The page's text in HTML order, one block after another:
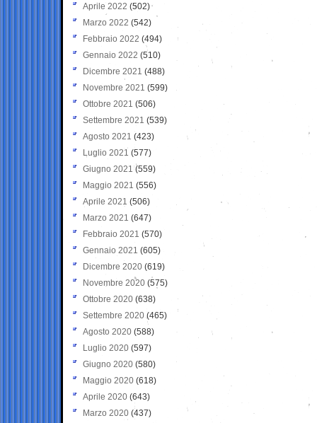
Aprile 2022 (502)
Marzo 2022 (542)
Febbraio 2022 (494)
Gennaio 2022 (510)
Dicembre 2021 (488)
Novembre 2021 (599)
Ottobre 2021 (506)
Settembre 2021 (539)
Agosto 2021 (423)
Luglio 2021 (577)
Giugno 2021(559)
Maggio 2021 (556)
Aprile 2021 (506)
Marzo 2021 (647)
Febbraio 2021 (570)
Gennaio 2021 (605)
Dicembre 2020 (619)
Novembre 2020 (575)
Ottobre 2020 (638)
Settembre 2020(465)
Agosto 2020 (588)
Luglio 2020 (597)
Giugno 2020 (580)
Maggio 2020 (618)
Aprile 2020 (643)
Marzo 2020 (437)